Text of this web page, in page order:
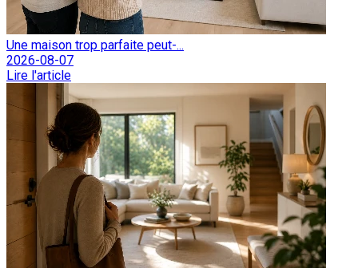
Une maison trop parfaite peut-...
2026-08-07
Lire l'article